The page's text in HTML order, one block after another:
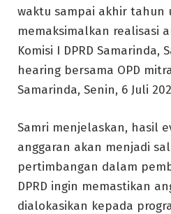
waktu sampai akhir tahun
memaksimalkan realisasi
Komisi I DPRD Samarinda,
hearing bersama OPD
Samarinda, Senin, 6 Juli
Samri menjelaskan, hasil
anggaran akan menjadi
pertimbangan dalam
DPRD ingin memastikan
dialokasikan kepada